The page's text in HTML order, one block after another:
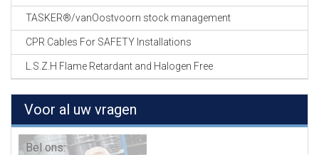
TASKER®/vanOostvoorn stock management
CPR Cables For SAFETY Installations
L.S.Z.H Flame Retardant and Halogen Free
Voor al uw vragen
Bel ons: